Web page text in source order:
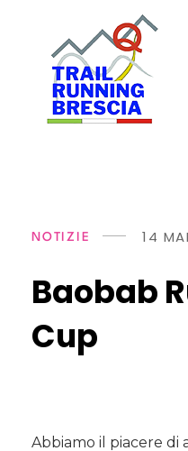
Baobab
Cup
14
NOTIZIE
Abbiamo il piacere di